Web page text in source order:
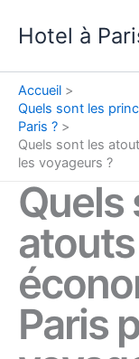
Hotel à
Accueil
Quels sont les
Paris ?
Quels sont les
les voyageurs ?
Quels
Paris